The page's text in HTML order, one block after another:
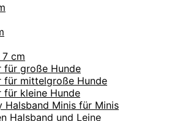
cm
für große Hunde
für mittelgroße Hunde
für kleine Hunde
Halsband Minis für Minis
Halsband und Leine